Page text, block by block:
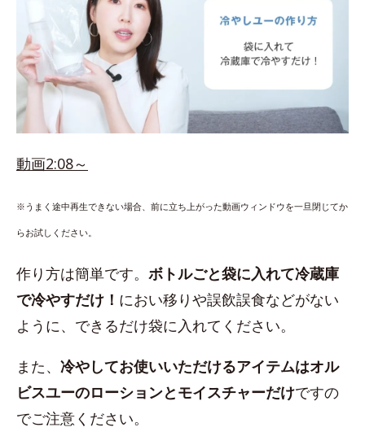
動画2:08～
※うまく途中再生できない場合、前に立ち上がった動画ウィンドウを一旦閉じてか
らお試しください。
作り方は簡単です。 ボトルごと袋に入れて冷蔵庫
で冷やすだけ！ におい移りや誤飲誤食などがない
ように、できるだけ袋に入れてください。
また、 冷やしてお使いいただけるアイテムはオル
ビスユーのローションとモイスチャーだけですの
でご注意ください。